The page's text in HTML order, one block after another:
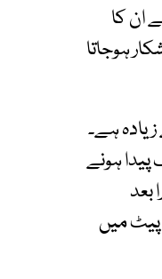
ان کا
ہوجاتا
ہے۔
لے کر 27 ماہ کی عمر تک پیدا ہونے
فورا بعد
سال 190,000 بچے ماں کے پیٹ میں